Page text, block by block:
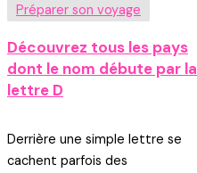
Préparer son voyage
Découvrez tous les pays
dont le nom débute par la
lettre D
Derrière une simple lettre se
cachent parfois des